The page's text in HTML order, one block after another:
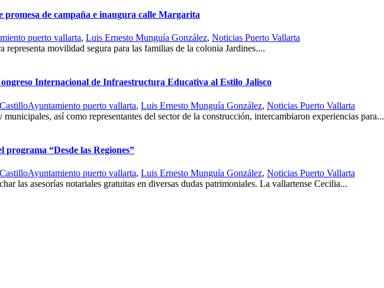
de campaña e inaugura calle Margarita
puerto vallarta, Luis Ernesto Munguía González, Noticias Puerto Vallarta
movilidad segura para las familias de la colonia Jardines....
Internacional de Infraestructura Educativa al Estilo Jalisco
Ayuntamiento puerto vallarta, Luis Ernesto Munguía González, Noticias Puerto Vallarta
municipales, así como representantes del sector de la construcción, intercambiaron experiencias para...
programa “Desde las Regiones”
Ayuntamiento puerto vallarta, Luis Ernesto Munguía González, Noticias Puerto Vallarta
las asesorías notariales gratuitas en diversas dudas patrimoniales. La vallartense Cecilia...